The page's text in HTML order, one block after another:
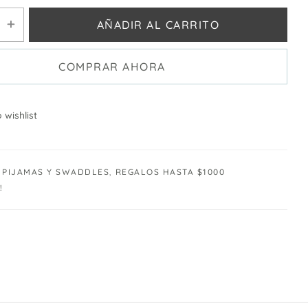
AÑADIR AL CARRITO
COMPRAR AHORA
wishlist
PIJAMAS Y SWADDLES
REGALOS HASTA $1000